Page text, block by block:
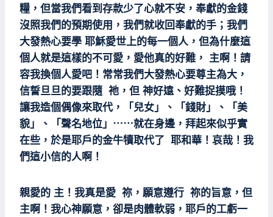
糧，但當我們看到存款少了心就不安，奉獻的金錢
沒照我們的預期使用，我們就收回奉獻的手；我們
大發熱心要學 耶穌愛世上的每一個人，但為什麼這
個人就是這樣的不可愛，愛他真的好難， 主啊！請
容我換個人愛吧！常常我們大發熱心要尊主為大，
信誓旦旦的要跟隨 祂，但 神好遠、好難捉摸哦！
讓我造個偶像來取代，「兒女」、「錢財」、「美
貌」、「聲名地位」⋯⋯就在身邊，拜起來似乎實
在些，於是耶戶的金牛犢取代了 耶和華！哀哉！我
們這小信的人啊！
親愛的 主！我真是愛 祢，願意遵行 祢的旨意，但
主啊！我心神願意，卻是肉體軟弱，耶戶的工虧一